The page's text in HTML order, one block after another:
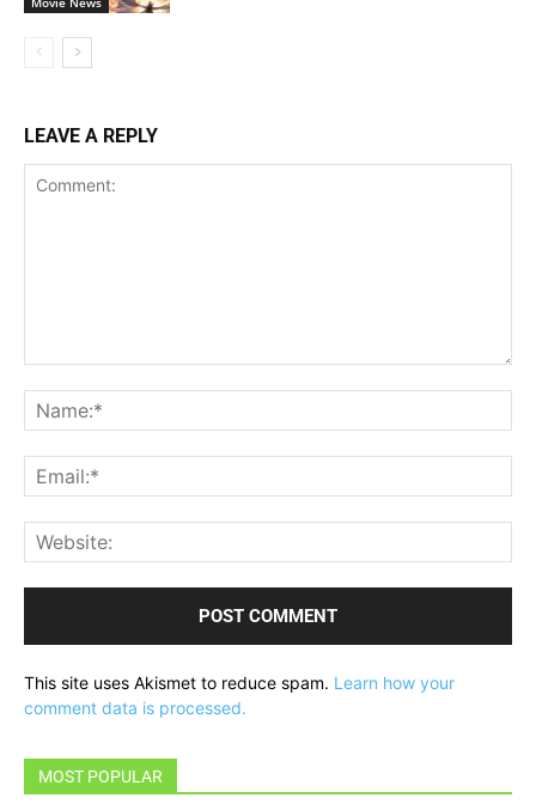
LEAVE A REPLY
This site uses Akismet to reduce spam. Learn how your
comment data is processed.
MOST POPULAR